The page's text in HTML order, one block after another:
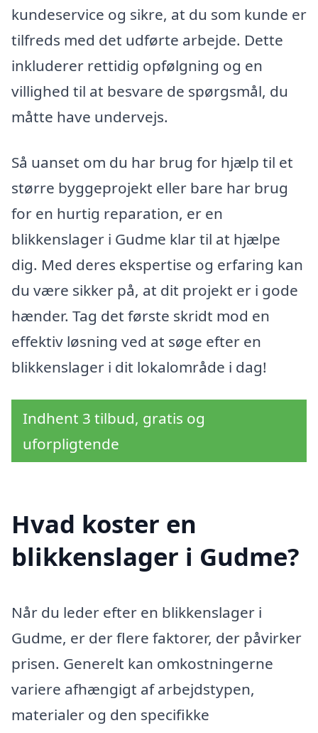
kundeservice og sikre, at du som kunde er
tilfreds med det udførte arbejde. Dette
inkluderer rettidig opfølgning og en
villighed til at besvare de spørgsmål, du
måtte have undervejs.
Så uanset om du har brug for hjælp til et
større byggeprojekt eller bare har brug
for en hurtig reparation, er en
blikkenslager i Gudme klar til at hjælpe
dig. Med deres ekspertise og erfaring kan
du være sikker på, at dit projekt er i gode
hænder. Tag det første skridt mod en
effektiv løsning ved at søge efter en
blikkenslager i dit lokalområde i dag!
Indhent 3 tilbud, gratis og
uforpligtende
Hvad koster en
blikkenslager i Gudme?
Når du leder efter en blikkenslager i
Gudme, er der flere faktorer, der påvirker
prisen. Generelt kan omkostningerne
variere afhængigt af arbejdstypen,
materialer og den specifikke